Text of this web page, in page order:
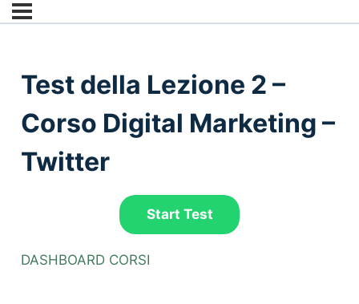
Test della Lezione 2 –
Corso Digital Marketing –
Twitter
DASHBOARD CORSI